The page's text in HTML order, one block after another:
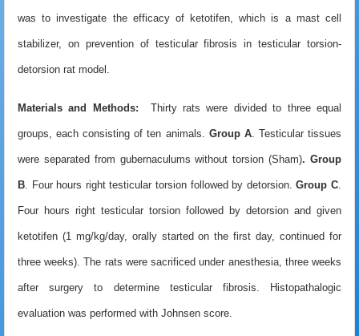
was to investigate the efficacy of ketotifen, which is a mast cell
stabilizer, on prevention of testicular fibrosis in testicular torsion-
detorsion rat model.
Materials and Methods: Thirty rats were divided to three equal
groups, each consisting of ten animals. Group A. Testicular tissues
were separated from gubernaculums without torsion (Sham). Group
B. Four hours righttesticular torsion followed by detorsion.Group C.
Four hours right testicular torsion followed by detorsion and given
ketotifen (1 mg/kg/day, orally started on the first day, continued for
three weeks). The rats were sacrificed under anesthesia, three weeks
after surgery to determine testicular fibrosis. Histopathalogic
evaluation was performed with Johnsen score.